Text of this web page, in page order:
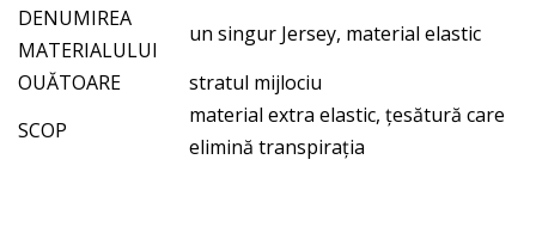
DENUMIREA
MATERIALULUI
un singur Jersey, material elastic
OUĂTOARE
stratul mijlociu
SCOP
material extra elastic, țesătură care
elimină transpirația